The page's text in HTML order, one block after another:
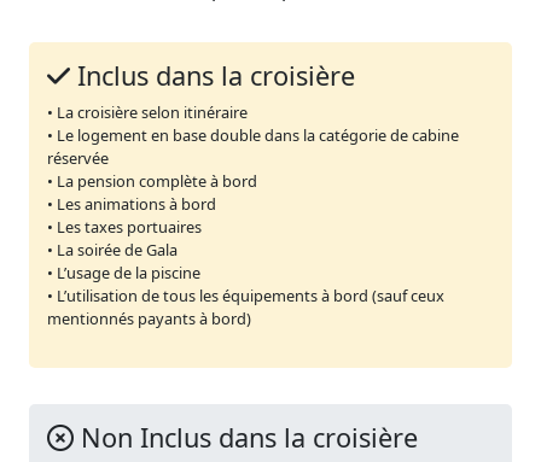
Inclus dans la croisière
• La croisière selon itinéraire
• Le logement en base double dans la catégorie de cabine
réservée
• La pension complète à bord
• Les animations à bord
• Les taxes portuaires
• La soirée de Gala
• L’usage de la piscine
• L’utilisation de tous les équipements à bord (sauf ceux
mentionnés payants à bord)
Non Inclus dans la croisière